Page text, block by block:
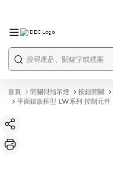
首頁 開關與指示燈 按鈕開關
平面鑲嵌框型 LW系列 控制元件